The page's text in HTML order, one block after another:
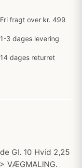
Fri fragt over kr. 499
1-3 dages levering
14 dages returret
Gl. 10 Hvid 2,25
VÆGMALING.